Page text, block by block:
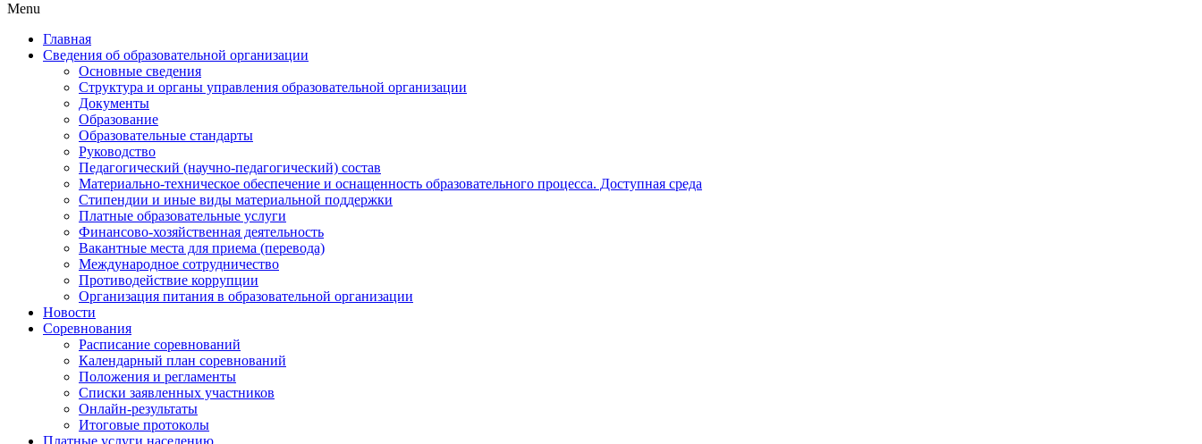
Menu
Главная
Сведения об образовательной организации
Основные сведения
Структура и органы управления образовательной организации
Документы
Образование
Образовательные стандарты
Руководство
Педагогический (научно-педагогический) состав
Материально-техническое обеспечение и оснащенность образовательного процесса. Доступная среда
Стипендии и иные виды материальной поддержки
Платные образовательные услуги
Финансово-хозяйственная деятельность
Вакантные места для приема (перевода)
Международное сотрудничество
Противодействие коррупции
Организация питания в образовательной организации
Новости
Соревнования
Расписание соревнований
Календарный план соревнований
Положения и регламенты
Списки заявленных участников
Онлайн-результаты
Итоговые протоколы
Платные услуги населению